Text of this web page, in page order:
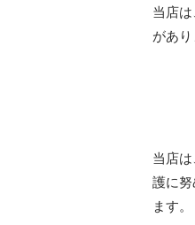
当店
があ
当店
護に
ます。